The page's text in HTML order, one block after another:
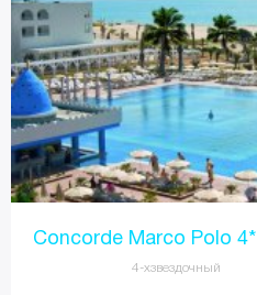
Concorde Marco Polo 4*
4-хзвездочный